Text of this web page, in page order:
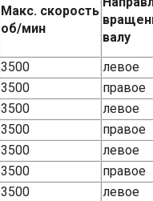
Макс. скорость
об/мин
валу
3500
левое
3500
правое
3500
левое
3500
правое
3500
левое
3500
правое
3500
левое